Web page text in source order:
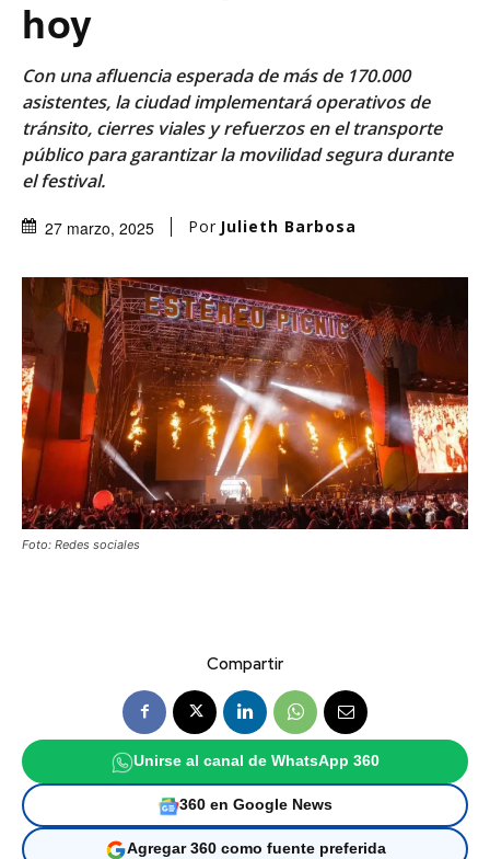
hoy
Con una afluencia esperada de más de 170.000
asistentes, la ciudad implementará operativos de
tránsito, cierres viales y refuerzos en el transporte
público para garantizar la movilidad segura durante
el festival.
27 marzo, 2025 Por Julieth Barbosa
Foto: Redes sociales
Compartir
Unirse al canal de WhatsApp 360
360 en Google News
Agregar 360 como fuente preferida